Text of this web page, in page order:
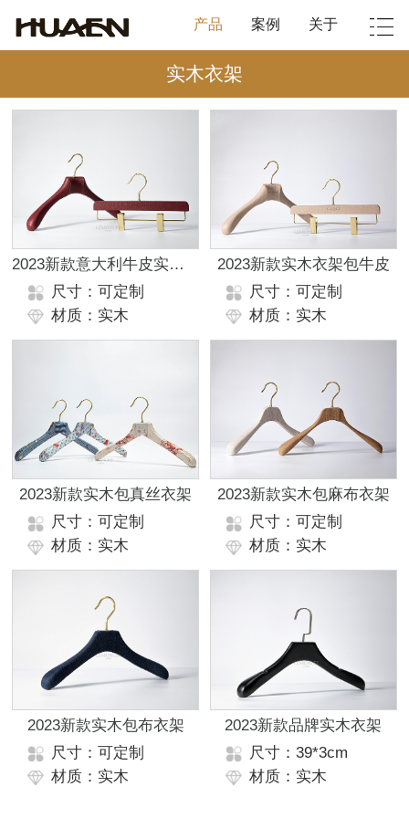
产品 案例 关于
实木衣架
2023新款意大利牛皮实木衣架
尺寸：可定制
材质：实木
2023新款实木衣架包牛皮
尺寸：可定制
材质：实木
2023新款实木包真丝衣架
尺寸：可定制
材质：实木
2023新款实木包麻布衣架
尺寸：可定制
材质：实木
2023新款实木包布衣架
尺寸：可定制
材质：实木
2023新款品牌实木衣架
尺寸：39*3cm
材质：实木